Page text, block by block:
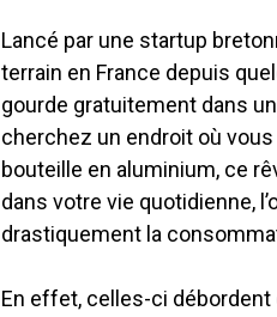
Lancé par une startup
terrain en France depuis
gourde gratuitement dans
cherchez un endroit où
bouteille en aluminium, ce
dans votre vie quotidienne,
drastiquement la
En effet, celles-ci débordent